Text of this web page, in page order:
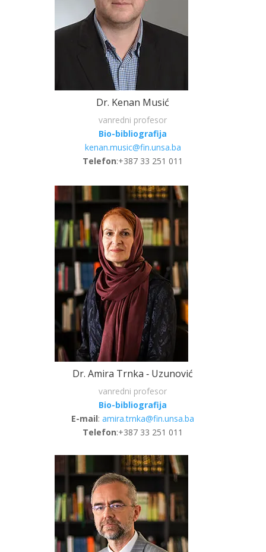
Dr. Kenan Musić
vanredni profesor
Bio-bibliografija
kenan.music@fin.unsa.ba
Telefon:+387 33 251 011
Dr. Amira Trnka ‐ Uzunović
vanredni profesor
Bio-bibliografija
E-mail: amira.trnka@fin.unsa.ba
Telefon:+387 33 251 011